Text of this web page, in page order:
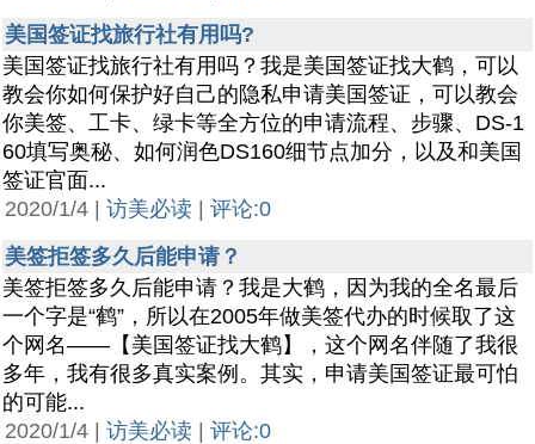
美国签证找旅行社有用吗?
美国签证找旅行社有用吗？我是美国签证找大鹤，可以
教会你如何保护好自己的隐私申请美国签证，可以教会
你美签、工卡、绿卡等全方位的申请流程、步骤、DS-1
60填写奥秘、如何润色DS160细节点加分，以及和美国
签证官面...
2020/1/4 | 访美必读
评论:0
美签拒签多久后能申请？
美签拒签多久后能申请？我是大鹤，因为我的全名最后
一个字是“鹤”，所以在2005年做美签代办的时候取了这
个网名——【美国签证找大鹤】，这个网名伴随了我很
多年，我有很多真实案例。其实，申请美国签证最可怕
的可能...
2020/1/4 | 访美必读 评论:0